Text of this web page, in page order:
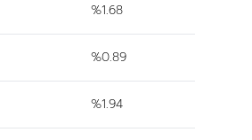
%1.68
%0.89
%1.94